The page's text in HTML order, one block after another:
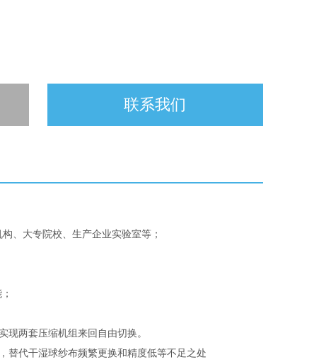
联系我们
、大专院校、生产企业实验室等；
两套压缩机组来回自由切换。
替代干湿球纱布频繁更换和精度低等不足之处